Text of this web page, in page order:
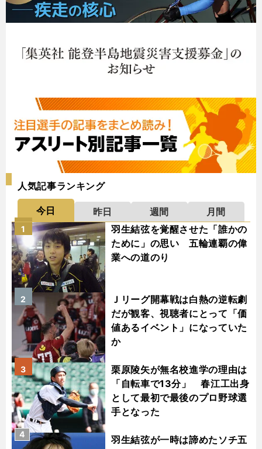
人気記事ランキング
今日 昨日 週間
月間
羽生結弦を覚醒させた「誰かの
ために」の思い 五輪連覇の偉
業への道のり
1
Ｊリーグ開幕戦は白熱の逆転劇
だが観客、視聴者にとって「価
値あるイベント」になっていた
か
2
栗原陵矢が無名校進学の理由は
「自転車で13分」 春江工出身
として最初で最後のプロ野球選
手となった
3
羽生結弦が一時は諦めたソチ五
4